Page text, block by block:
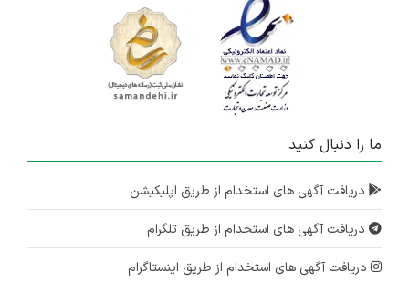
ما را دنبال کنید
دریافت آگهی های استخدام از طریق اپلیکیشن
دریافت آگهی های استخدام از طریق تلگرام
دریافت آگهی های استخدام از طریق اینستاگرام